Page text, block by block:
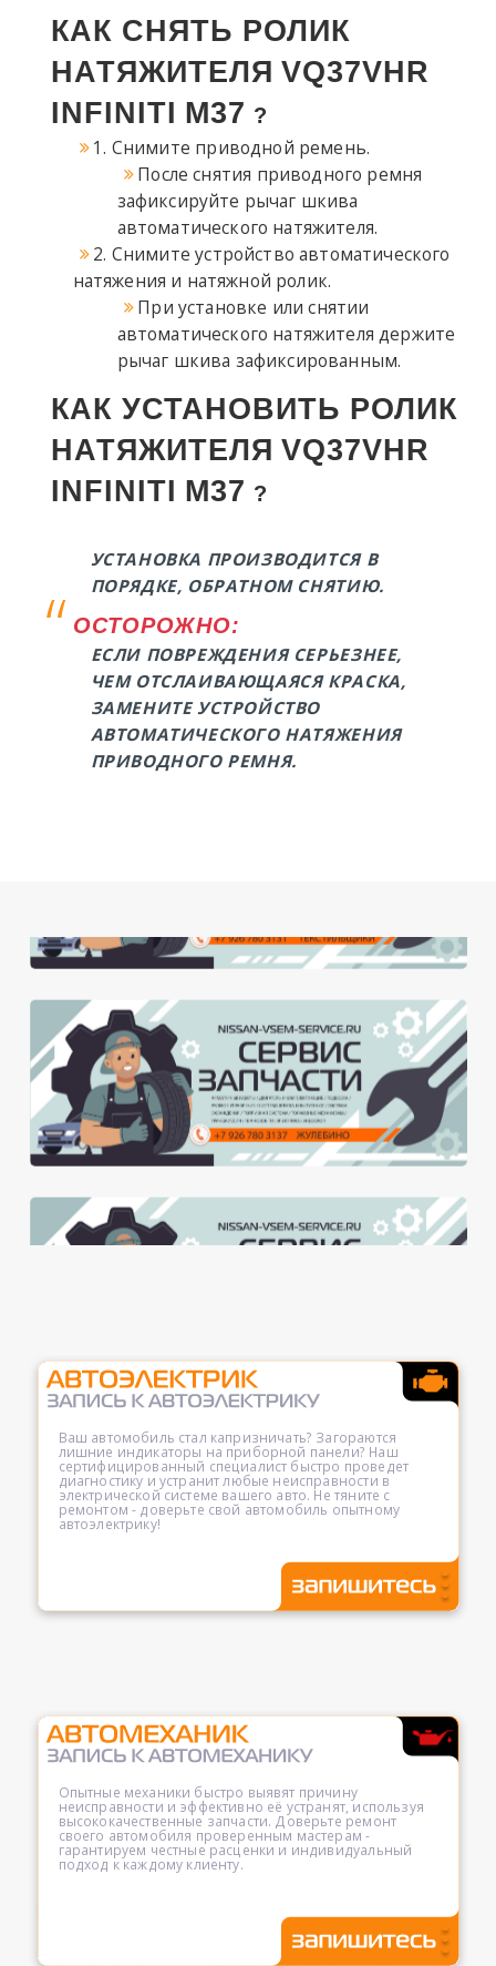
КАК СНЯТЬ РОЛИК
НАТЯЖИТЕЛЯ VQ37VHR
INFINITI M37 ?
1. Снимите приводной ремень.
После снятия приводного ремня
зафиксируйте рычаг шкива
автоматического натяжителя.
2. Снимите устройство автоматического
натяжения и натяжной ролик.
При установке или снятии
автоматического натяжителя держите
рычаг шкива зафиксированным.
КАК УСТАНОВИТЬ РОЛИК
НАТЯЖИТЕЛЯ VQ37VHR
INFINITI M37 ?
УСТАНОВКА ПРОИЗВОДИТСЯ В
ПОРЯДКЕ, ОБРАТНОМ СНЯТИЮ.
ОСТОРОЖНО:
ЕСЛИ ПОВРЕЖДЕНИЯ СЕРЬЕЗНЕЕ,
ЧЕМ ОТСЛАИВАЮЩАЯСЯ КРАСКА,
ЗАМЕНИТЕ УСТРОЙСТВО
АВТОМАТИЧЕСКОГО НАТЯЖЕНИЯ
ПРИВОДНОГО РЕМНЯ.
Ваш автомобиль стал капризничать? Загораются
лишние индикаторы на приборной панели? Наш
сертифицированный специалист быстро проведет
диагностику и устранит любые неисправности в
электрической системе вашего авто. Не тяните с
ремонтом - доверьте свой автомобиль опытному
автоэлектрику!
Опытные механики быстро выявят причину
неисправности и эффективно её устранят, используя
высококачественные запчасти. Доверьте ремонт
своего автомобиля проверенным мастерам -
гарантируем честные расценки и индивидуальный
подход к каждому клиенту.